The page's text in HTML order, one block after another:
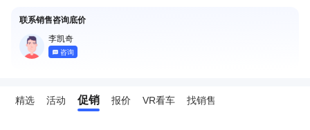
联系销售咨询底价
李凯奇
咨询
精选 活动 促销 报价 VR看车 找销售